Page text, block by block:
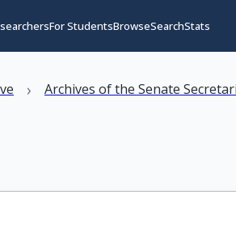
For StudentsBrowseSearchStats
› Archives of the Senate